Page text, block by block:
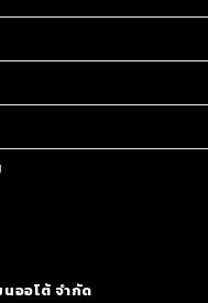
ออโต้ จำกัด